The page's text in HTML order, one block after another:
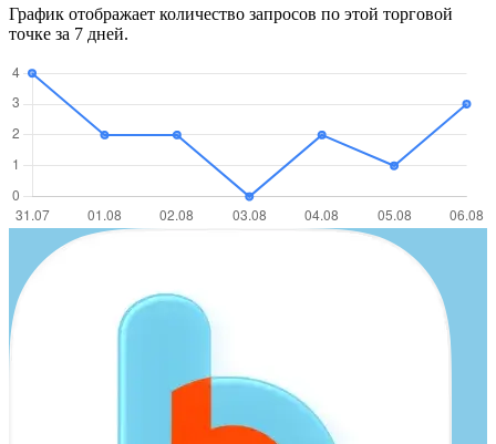
График отображает количество запросов по этой торговой
точке за 7 дней.